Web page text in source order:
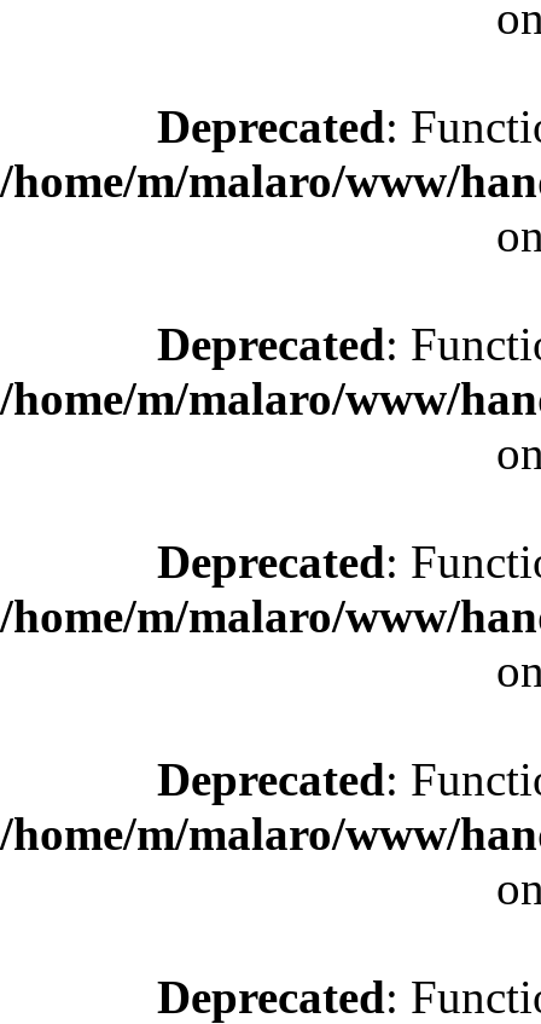
Deprecated:
/home/m/malaro/www/
Deprecated:
/home/m/malaro/www/
Deprecated:
/home/m/malaro/www/
Deprecated:
/home/m/malaro/www/
Deprecated: